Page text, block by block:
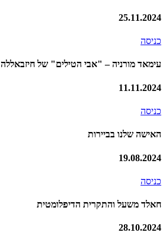
25.11.2024
כניסה
עימאד מורניה – "אבי הטילים" של חיזבאללה
11.11.2024
כניסה
האישה שלנו בביירות
19.08.2024
כניסה
חאלד משעל והתקרית הדיפלומטית
28.10.2024